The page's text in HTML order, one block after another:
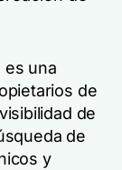
es una
de
de
de
y